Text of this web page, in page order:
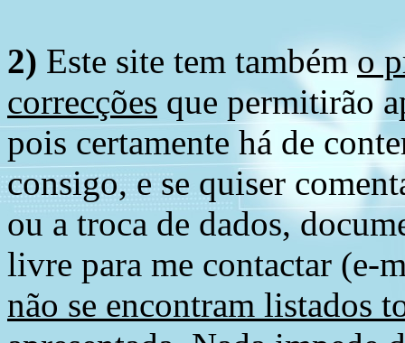
2) Este site tem tambémo
correcções que permitirão
pois certamente há de
consigo, e se quiser
ou a troca de dados,
livre para me contactar (e-
não se encontram listados